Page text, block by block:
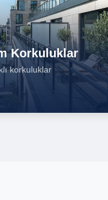
Korkuluklar
korkuluklar